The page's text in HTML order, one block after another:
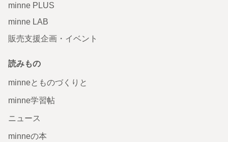
minne PLUS
minne LAB
販売支援企画・イベント
読みもの
minneとものづくりと
minne学習帖
ニュース
minneの本